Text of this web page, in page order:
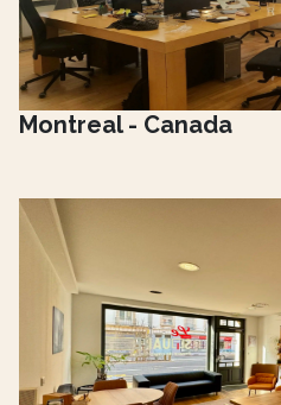
Montreal - Canada